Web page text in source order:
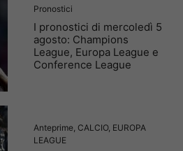
Pronostici
I pronostici di mercoledì 5
agosto: Champions
League, Europa League e
Conference League
Anteprime, CALCIO, EUROPA
LEAGUE